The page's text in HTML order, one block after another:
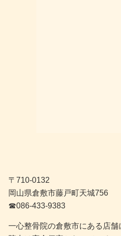
〒710-0132
岡山県倉敷市藤戸町天城756
☎︎086-433-9383
一心整骨院の倉敷市にある店舗